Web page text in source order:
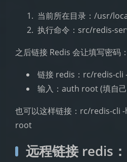
当前所在目录：/usr/
执行命令：src/redis-
之后链接 Redis 会让填写密码：
链接 redis：rc/redis-
输入：auth root (填自
也可以这样链接：rc/redis-cli
root
远程链接 redis：